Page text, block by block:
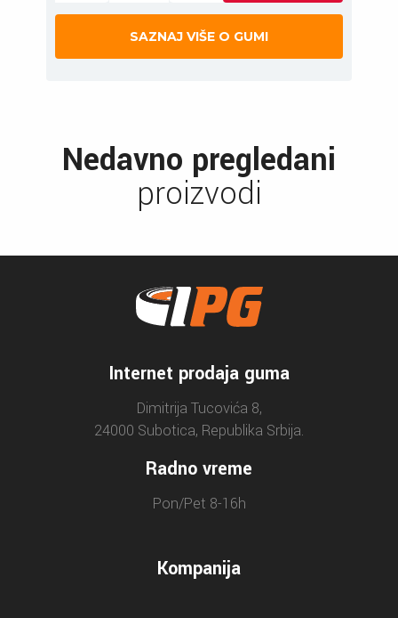
SAZNAJ VIŠE O GUMI
Nedavno pregledani
proizvodi
Internet prodaja guma
Dimitrija Tucovića 8,
24000 Subotica, Republika Srbija.
Radno vreme
Pon/Pet 8-16h
Kompanija